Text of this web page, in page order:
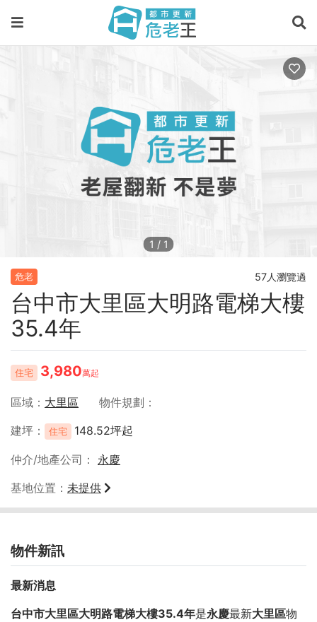
1 / 1
危老 57人瀏覽過
台中市大里區大明路電梯大樓
35.4年
住宅 3,980萬起
區域 大里區
物件規劃
建坪
住宅 148.52坪起
仲介/地產公司
永慶
基地位置
未提供
物件新訊
最新消息
台中市大里區大明路電梯大樓35.4年是永慶最新大里區物